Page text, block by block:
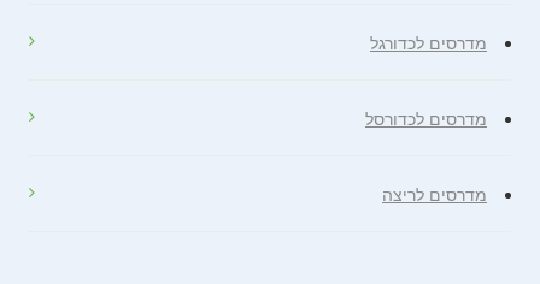
מדרסים לכדורגל
מדרסים לכדורסל
מדרסים לריצה